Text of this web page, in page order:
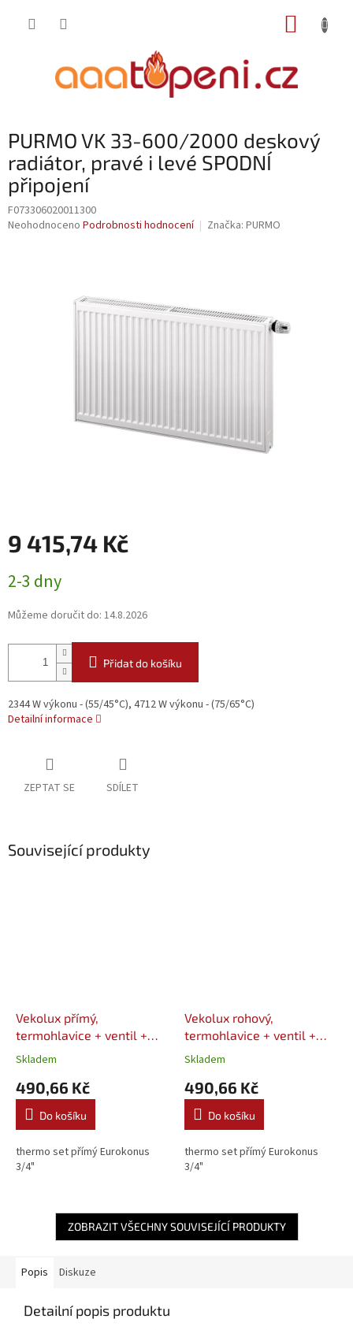
PURMO VK 33-600/2000 deskový
radiátor, pravé i levé SPODNÍ
připojení
F073306020011300
Průměrné
Neohodnoceno Podrobnosti hodnocení Značka: PURMO
9 415,74 Kč
cena:
2-3 dny
Můžeme doručit do: 14.8.2026
Přidat do košíku
2344 W výkonu - (55/45°C), 4712 W výkonu - (75/65°C)
Detailní informace
ZEPTAT SE SDÍLET
Související produkty
Vekolux přímý,
termohlavice + ventil +
šroubení + 2x EK 3/4"
Skladem
490,66 Kč
Do košíku
thermo set přímý Eurokonus
3/4"
Vekolux rohový,
termohlavice + ventil +
šroubení + 2x EK 3/4"
Skladem
490,66 Kč
Do košíku
thermo set přímý Eurokonus
3/4"
ZOBRAZIT VŠECHNY SOUVISEJÍCÍ PRODUKTY
Popis Diskuze
Detailní popis produktu